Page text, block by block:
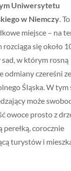
Uniwersytetu
w Niemczy.​ To
miejsce – na
się około
w którym rosną
odmiany czereśni
Śląska. W tym
może
owoce prosto z
perełką, corocznie
turystów i